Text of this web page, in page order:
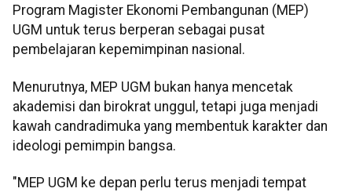
Program Magister Ekonomi Pembangunan (MEP)
UGM untuk terus berperan sebagai pusat
pembelajaran kepemimpinan nasional.
Menurutnya, MEP UGM bukan hanya mencetak
akademisi dan birokrat unggul, tetapi juga menjadi
kawah candradimuka yang membentuk karakter dan
ideologi pemimpin bangsa.
"MEP UGM ke depan perlu terus menjadi tempat